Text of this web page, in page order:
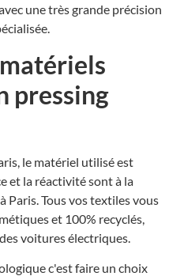
une très grande précision
pressing
le matériel utilisé est
et la réactivité sont à la
Paris. Tous vos textiles vous
et 100% recyclés,
voitures électriques.
c'est faire un choix